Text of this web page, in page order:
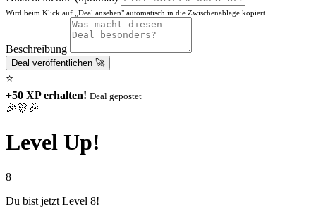
Wird beim Klick auf „Deal ansehen" automatisch in die Zwischenablage kopiert.
Beschreibung
Deal veröffentlichen 🚀
⭐
+50 XP erhalten! Deal gepostet
🎉🎊🎉
Level Up!
8
Du bist jetzt Level 8!